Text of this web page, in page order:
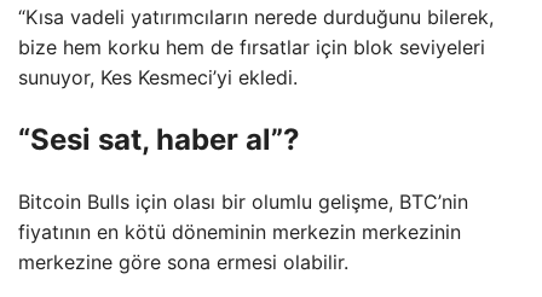
“Kısa vadeli yatırımcıların nerede durduğunu bilerek,
bize hem korku hem de fırsatlar için blok seviyeleri
sunuyor, Kes Kesmeci’yi ekledi.
“Sesi sat, haber al”?
Bitcoin Bulls için olası bir olumlu gelişme, BTC’nin
fiyatının en kötü döneminin merkezin merkezinin
merkezine göre sona ermesi olabilir.